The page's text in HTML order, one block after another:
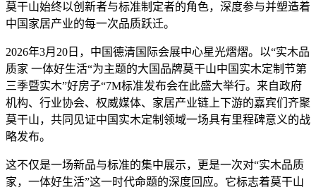
莫干山始终以创新者与标准制定者的角色，深度参与并塑造着
中国家居产业的每一次品质跃迁。
2026年3月20日，中国德清国际会展中心星光熠熠。以“实木品
质家 一体好生活“为主题的大国品牌莫干山中国实木定制节第
三季暨实木”好房子“7M标准发布会在此盛大举行。来自政府
机构、行业协会、权威媒体、家居产业链上下游的嘉宾们齐聚
莫干山，共同见证中国实木定制领域一场具有里程碑意义的战
略发布。
这不仅是一场新品与标准的集中展示，更是一次对“实木品质
家，一体好生活”这一时代命题的深度回应。它标志着莫干山